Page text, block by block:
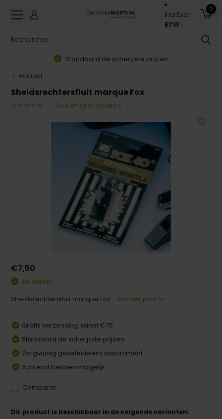
Incl.Excl.
BTW
0
Standaard de scherpste prijzen
Accueil
Sheidsrechtersfluit marque Fox
Tout afficher arbitres
€7,50
En stock:
Sheidsrechtersfluit marque Fox... Afficher plus
Gratis verzending vanaf €75
Standaard de scherpste prijzen
Zorgvuldig geselecteerd assortiment
Achteraf betalen mogelijk
Comparer
Dir product is beschikbaar in de volgende varianten: